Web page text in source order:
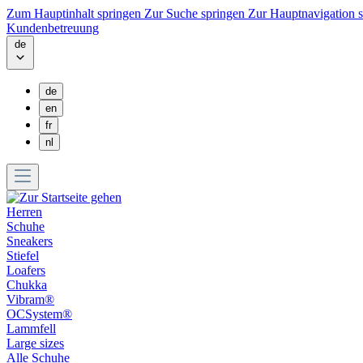
Zum Hauptinhalt springen Zur Suche springen Zur Hauptnavigation
Kundenbetreuung
de
de
en
fr
nl
Herren
Schuhe
Sneakers
Stiefel
Loafers
Chukka
Vibram®
OCSystem®
Lammfell
Large sizes
Alle Schuhe